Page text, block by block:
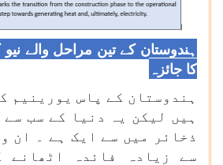
ہندوستان کے تین مراحل والے نیو
کا جائزہ
ہندوستان کے پاس یورینیم
ہیں لیکن یہ دنیا کے سب
ذخائر میں سے ایک ہے ۔ ان
سے زیادہ فائدہ اٹھانے